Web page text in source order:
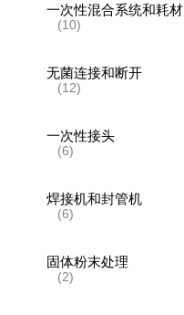
一次性混合系统和耗材
(10)
无菌连接和断开
(12)
一次性接头
(6)
焊接机和封管机
(6)
固体粉末处理
(2)